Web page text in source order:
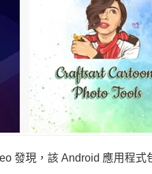
發現，該 Android 應用程